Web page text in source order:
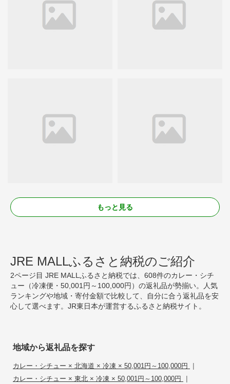
もっと見る
JRE MALLふるさと納税のご紹介
2ページ目 JRE MALLふるさと納税では、608件のカレー・シチ
ュー（冷凍便・50,001円～100,000円）の返礼品が勢揃い。人気
ランキングや地域・寄付金額で比較して、自分に合う返礼品を安
心して選べます。JR東日本が運営するふるさと納税サイト。
地域から返礼品を探す
カレー・シチュー × 北海道 × 冷凍 × 50,001円～100,000円 |
カレー・シチュー × 東北 × 冷凍 × 50,001円～100,000円 |